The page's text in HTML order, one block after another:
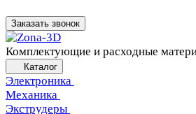
Заказать звонок
Комплектующие и расходные
Каталог
Электроника
Механика
Экструдеры